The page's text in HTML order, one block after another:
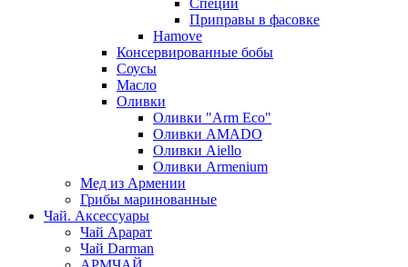
Специи
Приправы в фасовке
Hamove
Консервированные бобы
Соусы
Масло
Оливки
Оливки "Arm Eco"
Оливки AMADO
Оливки Aiello
Оливки Armenium
Мед из Армении
Грибы маринованные
Чай. Аксессуары
Чай Арарат
Чай Darman